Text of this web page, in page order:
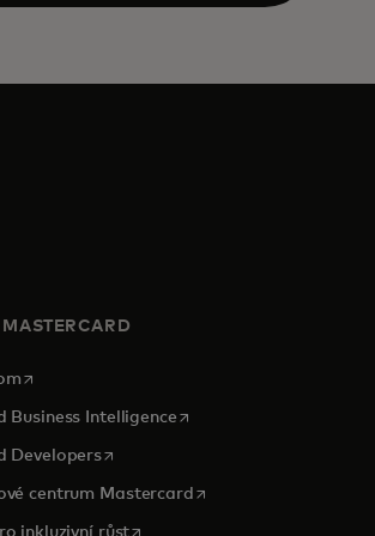
opens in a new tab
Business Intelligenceopens in a new tab
Developersopens in a new tab
centrum Mastercardopens in a new tab
inkluzivní růstopens in a new tab